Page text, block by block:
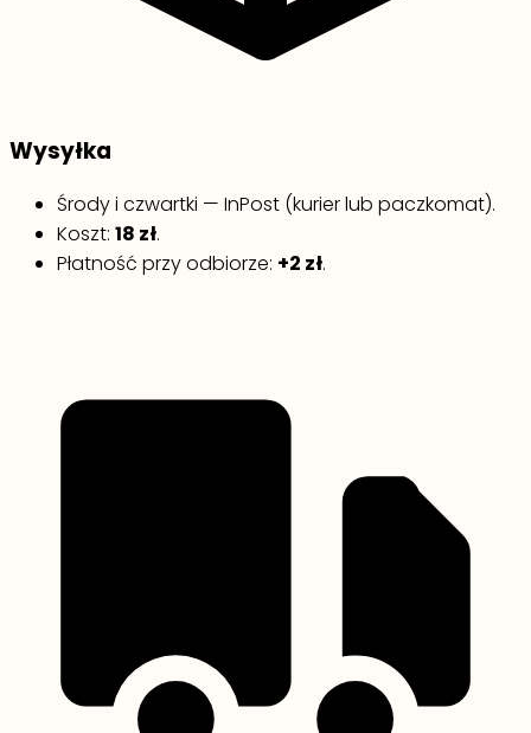
Wysyłka
Środy i czwartki — InPost (kurier lub paczkomat).
Koszt: 18 zł.
Płatność przy odbiorze: +2 zł.